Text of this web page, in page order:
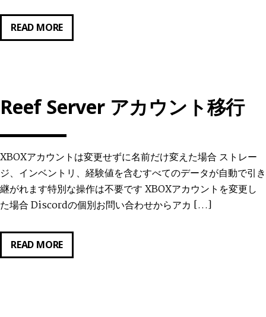
策
に
READ MOREREEF
SERVER
バ
に
つ
い
て
Reef Server アカウント移行
XBOXアカウントは変更せずに名前だけ変えた場合 ストレー
ジ、インベントリ、経験値を含むすべてのデータが自動で引き
継がれます特別な操作は不要です XBOXアカウントを変更し
た場合 Discordの個別お問い合わせからアカ […]
READ MOREREEF
SERVER